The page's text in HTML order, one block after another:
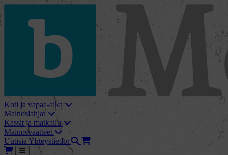
skip_to_content
bMore
Koti ja vapaa-aika
Mainoslahjat
Kassit ja matkailu
Mainosvaatteet
Uutisia Yhteystiedot HakuTarjouskori
Tarjouskori
Avaa